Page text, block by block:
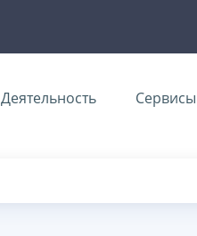
Деятельность Сервисы